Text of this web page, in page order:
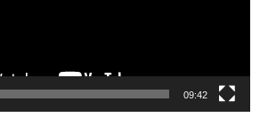
09:42